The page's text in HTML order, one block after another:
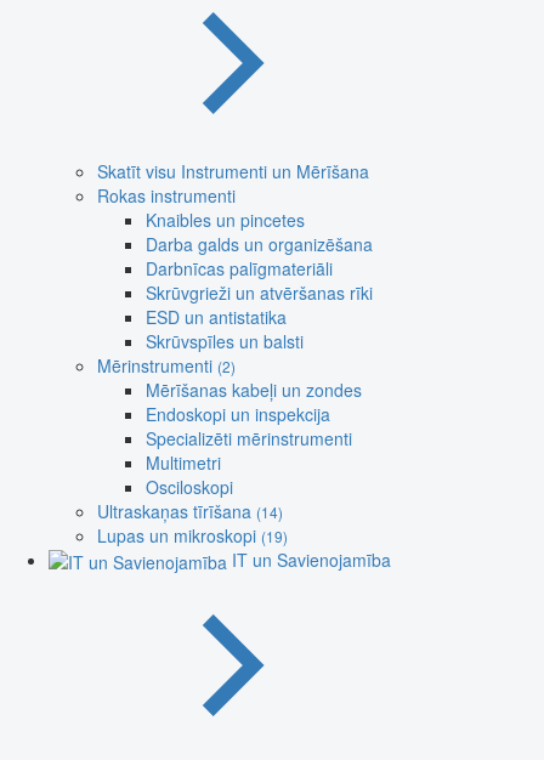
Skatīt visu Instrumenti un Mērīšana
Rokas instrumenti
Knaibles un pincetes
Darba galds un organizēšana
Darbnīcas palīgmateriāli
Skrūvgrieži un atvēršanas rīki
ESD un antistatika
Skrūvspīles un balsti
Mērinstrumenti (2)
Mērīšanas kabeļi un zondes
Endoskopi un inspekcija
Specializēti mērinstrumenti
Multimetri
Osciloskopi
Ultraskaņas tīrīšana (14)
Lupas un mikroskopi (19)
IT un Savienojamība